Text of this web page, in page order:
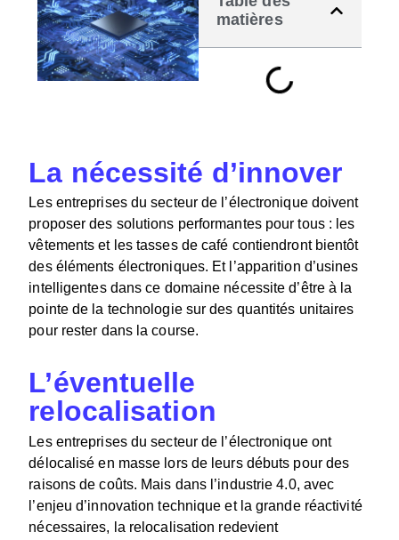
matières
La nécessité d’innover
Les entreprises du secteur de l’électronique doivent
proposer des solutions performantes pour tous : les
vêtements et les tasses de café contiendront bientôt
des éléments électroniques. Et l’apparition d’usines
intelligentes dans ce domaine nécessite d’être à la
pointe de la technologie sur des quantités unitaires
pour rester dans la course.
L’éventuelle
relocalisation
Les entreprises du secteur de l’électronique ont
délocalisé en masse lors de leurs débuts pour des
raisons de coûts. Mais dans l’industrie 4.0, avec
l’enjeu d’innovation technique et la grande réactivité
nécessaires, la relocalisation redevient